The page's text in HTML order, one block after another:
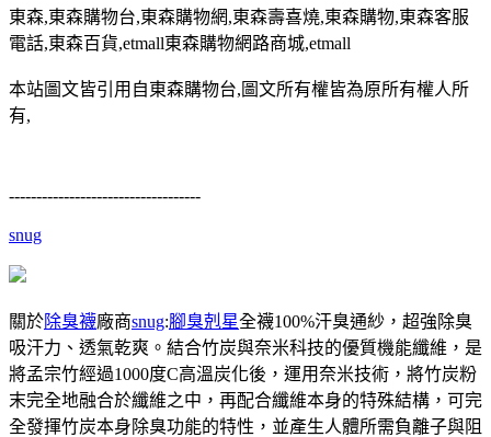
東森,東森購物台,東森購物網,東森壽喜燒,東森購物,東森客服
電話,東森百貨,etmall東森購物網路商城,etmall
本站圖文皆引用自東森購物台,圖文所有權皆為原所有權人所
有,
-----------------------------------
snug
關於除臭襪廠商snug:腳臭剋星全襪100%汗臭通紗，超強除臭
吸汗力、透氣乾爽。結合竹炭與奈米科技的優質機能纖維，是
將孟宗竹經過1000度C高溫炭化後，運用奈米技術，將竹炭粉
末完全地融合於纖維之中，再配合纖維本身的特殊結構，可完
全發揮竹炭本身除臭功能的特性，並產生人體所需負離子與阻